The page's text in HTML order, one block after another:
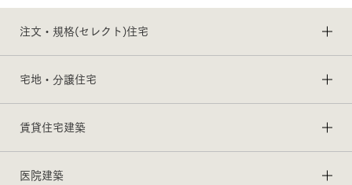
注文・規格(セレクト)住宅
宅地・分譲住宅
賃貸住宅建築
医院建築